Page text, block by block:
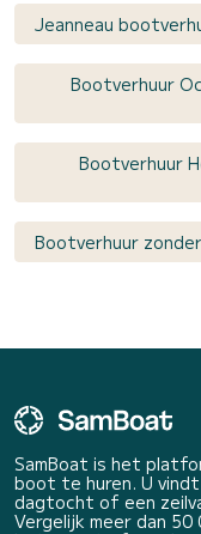
Jeanneau
Bootverhuur
Bootverhuur
Bootverhuur
SamBoat is het
boot te huren. U
dagtocht of een
Vergelijk meer dan